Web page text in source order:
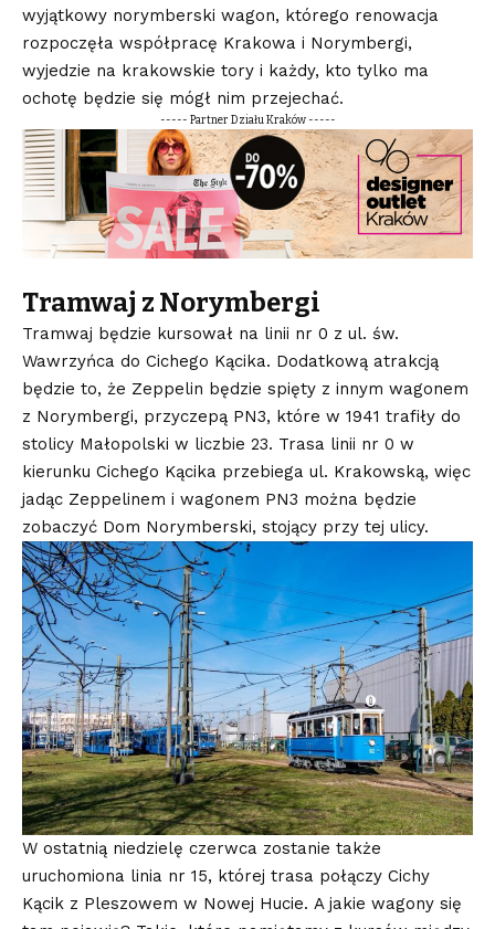
wyjątkowy norymberski wagon, którego renowacja
rozpoczęła współpracę Krakowa i Norymbergi,
wyjedzie na krakowskie tory i każdy, kto tylko ma
ochotę będzie się mógł nim przejechać.
----- Partner Działu Kraków -----
Tramwaj z Norymbergi
Tramwaj będzie kursował na linii nr 0 z ul. św.
Wawrzyńca do Cichego Kącika. Dodatkową atrakcją
będzie to, że Zeppelin będzie spięty z innym wagonem
z Norymbergi, przyczepą PN3, które w 1941 trafiły do
stolicy Małopolski w liczbie 23. Trasa linii nr 0 w
kierunku Cichego Kącika przebiega ul. Krakowską, więc
jadąc Zeppelinem i wagonem PN3 można będzie
zobaczyć Dom Norymberski, stojący przy tej ulicy.
W ostatnią niedzielę czerwca zostanie także
uruchomiona linia nr 15, której trasa połączy Cichy
Kącik z Pleszowem w Nowej Hucie. A jakie wagony się